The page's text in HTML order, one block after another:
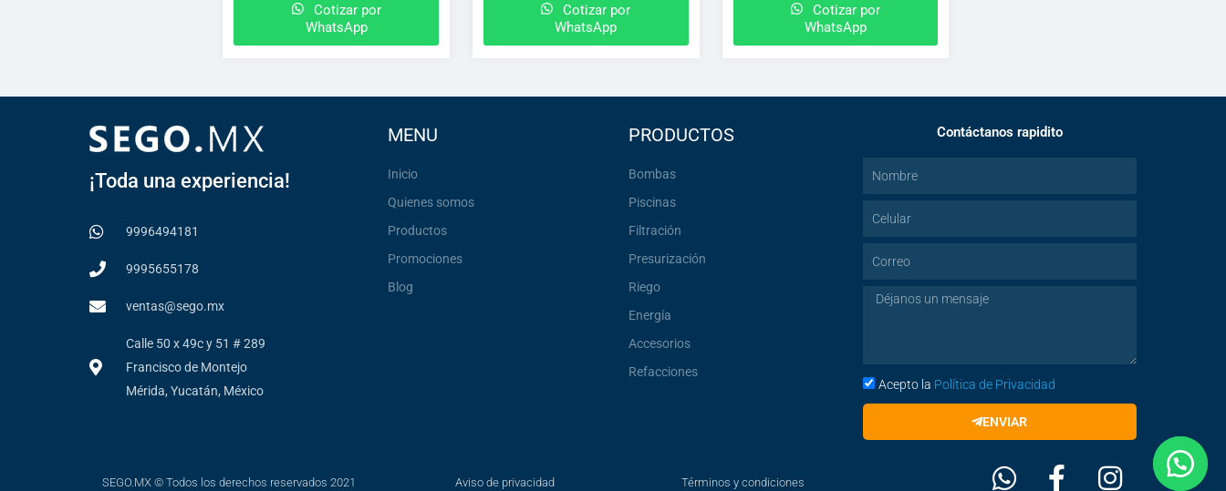
Cotizar por
WhatsApp
Cotizar por
WhatsApp
Cotizar por
WhatsApp
¡Toda una experiencia!
9996494181
9995655178
ventas@sego.mx
Calle 50 x 49c y 51 # 289
Francisco de Montejo
Mérida, Yucatán, México
MENU
Inicio
Quienes somos
Productos
Promociones
Blog
PRODUCTOS
Bombas
Piscinas
Filtración
Presurización
Riego
Energía
Accesorios
Refacciones
Contáctanos rapidito
Acepto la Política de Privacidad
ENVIAR
SEGO.MX © Todos los derechos reservados 2021 Aviso de privacidad Términos y condiciones